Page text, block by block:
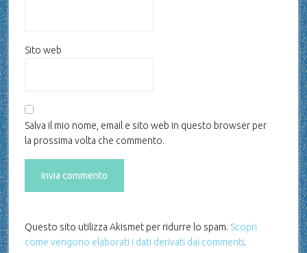
Sito web
Salva il mio nome, email e sito web in questo browser per
la prossima volta che commento.
Questo sito utilizza Akismet per ridurre lo spam. Scopri
come vengono elaborati i dati derivati dai commenti.